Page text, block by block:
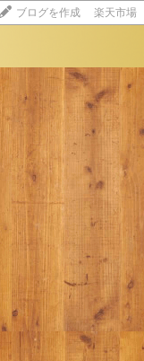
ブログを作成 楽天市場
事にいいね！で1ポイント
滞在